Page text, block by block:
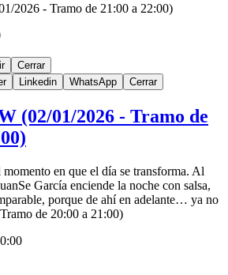
2026 - Tramo de 21:00 a 22:00)
Cerrar
Linkedin WhatsApp Cerrar
(02/01/2026 - Tramo de
en que el día se transforma. Al
García enciende la noche con salsa,
porque de ahí en adelante… ya no
de 20:00 a 21:00)